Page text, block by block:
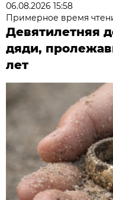
06.08.2026 15:58
Примерное время
Девятилетняя
дяди,
лет